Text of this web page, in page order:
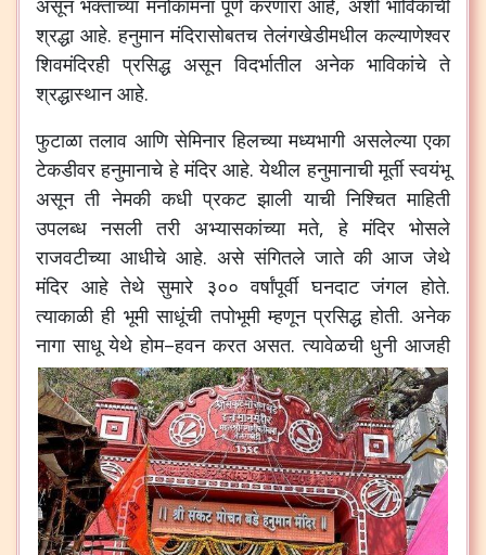
असून भक्तांच्या मनोकामना पूर्ण करणारा आहे, अशी भाविकांची
श्रद्धा आहे.हनुमान मंदिरासोबतच तेलंगखेडीमधील कल्याणेश्वर
शिवमंदिरही प्रसिद्ध असून विदर्भातील अनेक भाविकांचे ते
श्रद्धास्थान आहे.
फुटाळा तलाव आणि सेमिनार हिलच्या मध्यभागी असलेल्या एका
टेकडीवर हनुमानाचे हे मंदिर आहे.येथील हनुमानाची मूर्ती स्वयंभू
असून ती नेमकी कधी प्रकट झाली याची निश्चित माहिती
उपलब्ध नसली तरी अभ्यासकांच्या मते,हे मंदिर भोसले
राजवटीच्या आधीचे आहे. असे संगितले जाते की आज जेथे
मंदिर आहे तेथे सुमारे ३०० वर्षांपूर्वी घनदाट जंगल होते.
त्याकाळी ही भूमी साधूंची तपोभूमी म्हणून प्रसिद्ध होती. अनेक
नागा साधू येथे होम–हवन करत असत.त्यावेळची धुनी आजही